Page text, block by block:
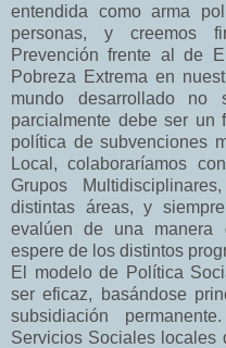
entendida como arma
personas, y creemos
Prevención frente al de
Pobreza Extrema en
mundo desarrollado
parcialmente debe ser un
política de subvenciones
Local, colaboraríamos
Grupos
distintas áreas, y
evalúen de una manera
espere de los distintos
El modelo de Política
ser eficaz, basándose
subsidiación
Servicios Sociales locales